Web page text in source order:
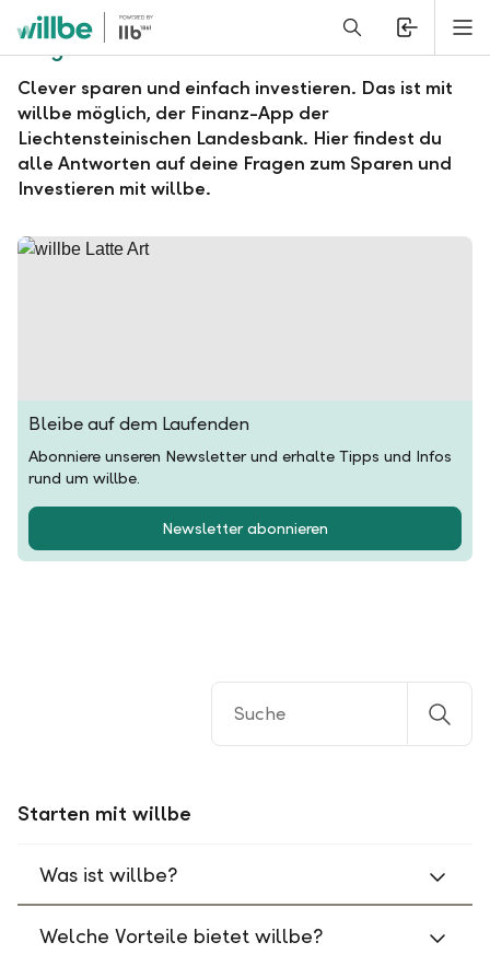
Alerts.Headline
Fragen und Antworten zu willbe
Clever sparen und einfach investieren. Das ist mit
willbe möglich, der Finanz-App der
Liechtensteinischen Landesbank. Hier findest du
alle Antworten auf deine Fragen zum Sparen und
Investieren mit willbe.
Bleibe auf dem Laufenden
Abonniere unseren Newsletter und erhalte Tipps und Infos
rund um willbe.
Newsletter abonnieren
Starten mit willbe
Was ist willbe?
Welche Vorteile bietet willbe?